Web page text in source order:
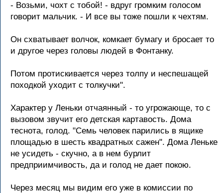
- Возьми, чохт с тобой! - вдруг громким голосом
говорит мальчик. - И все вы тоже пошли к чехтям.
Он схватывает волчок, комкает бумагу и бросает то
и другое через головы людей в Фонтанку.
Потом протискивается через толпу и неспешащей
походкой уходит с толкучки".
Характер у Леньки отчаянный - то угрожающе, то с
вызовом звучит его детская картавость. Дома
теснота, голод. "Семь человек парились в ящике
площадью в шесть квадратных сажен". Дома Леньке
не усидеть - скучно, а в нем бурлит
предприимчивость, да и голод не дает покою.
Через месяц мы видим его уже в комиссии по